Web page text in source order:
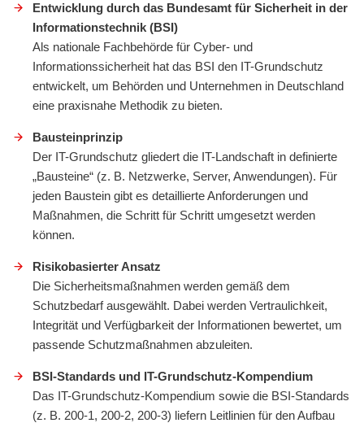
Entwicklung durch das Bundesamt für Sicherheit in der
Informationstechnik (BSI)
Als nationale Fachbehörde für Cyber- und
Informationssicherheit hat das BSI den IT-Grundschutz
entwickelt, um Behörden und Unternehmen in Deutschland
eine praxisnahe Methodik zu bieten.
Bausteinprinzip
Der IT-Grundschutz gliedert die IT-Landschaft in definierte
„Bausteine“ (z. B. Netzwerke, Server, Anwendungen). Für
jeden Baustein gibt es detaillierte Anforderungen und
Maßnahmen, die Schritt für Schritt umgesetzt werden
können.
Risikobasierter Ansatz
Die Sicherheitsmaßnahmen werden gemäß dem
Schutzbedarf ausgewählt. Dabei werden Vertraulichkeit,
Integrität und Verfügbarkeit der Informationen bewertet, um
passende Schutzmaßnahmen abzuleiten.
BSI-Standards und IT-Grundschutz-Kompendium
Das IT-Grundschutz-Kompendium sowie die BSI-Standards
(z. B. 200-1, 200-2, 200-3) liefern Leitlinien für den Aufbau